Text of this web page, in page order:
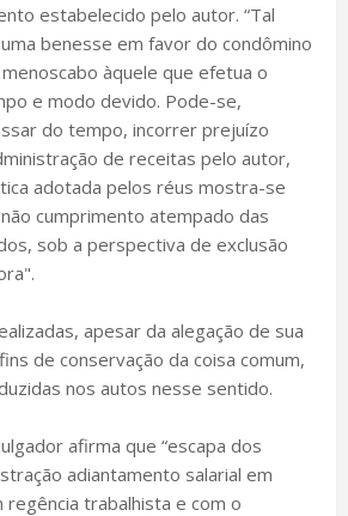
estabelecido pelo autor. “Tal
benesse em favor do condômino
àquele que efetua o
e modo devido. Pode-se,
do tempo, incorrer prejuízo
de receitas pelo autor,
adotada pelos réus mostra-se
cumprimento atempado das
sob a perspectiva de exclusão
apesar da alegação de sua
de conservação da coisa comum,
nos autos nesse sentido.
afirma que “escapa dos
adiantamento salarial em
regência trabalhista e com o